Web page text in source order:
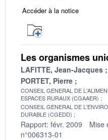
Accéder à la notice
Les organismes
LAFITTE, Jean-Jacques
PORTET, Pierre
CONSEIL GENERAL DE
ESPACES RURAUX (CGAAER)
CONSEIL GENERAL DE
DURABLE (CGEDD)
Rapport: févr. 2009 Mise
n°006313-01